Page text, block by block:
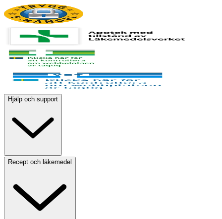
Hjälp och support
Recept och läkemedel